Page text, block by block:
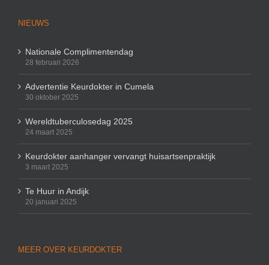
NIEUWS
Nationale Complimentendag
28 februari 2026
Advertentie Keurdokter in Cumela
30 oktober 2025
Wereldtuberculosedag 2025
24 maart 2025
Keurdokter aanhanger vervangt huisartsenpraktijk
3 maart 2025
Te Huur in Andijk
20 januari 2025
MEER OVER KEURDOKTER